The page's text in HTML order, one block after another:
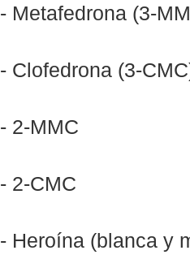
- Metafedrona (3-
- Clofedrona (3-
- 2-MMC
- 2-CMC
- Heroína (blanca y